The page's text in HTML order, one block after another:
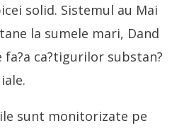
solid. Sistemul au Mai
la sumele mari, Dand
ca?tigurilor substan?
iale.
sunt monitorizate pe